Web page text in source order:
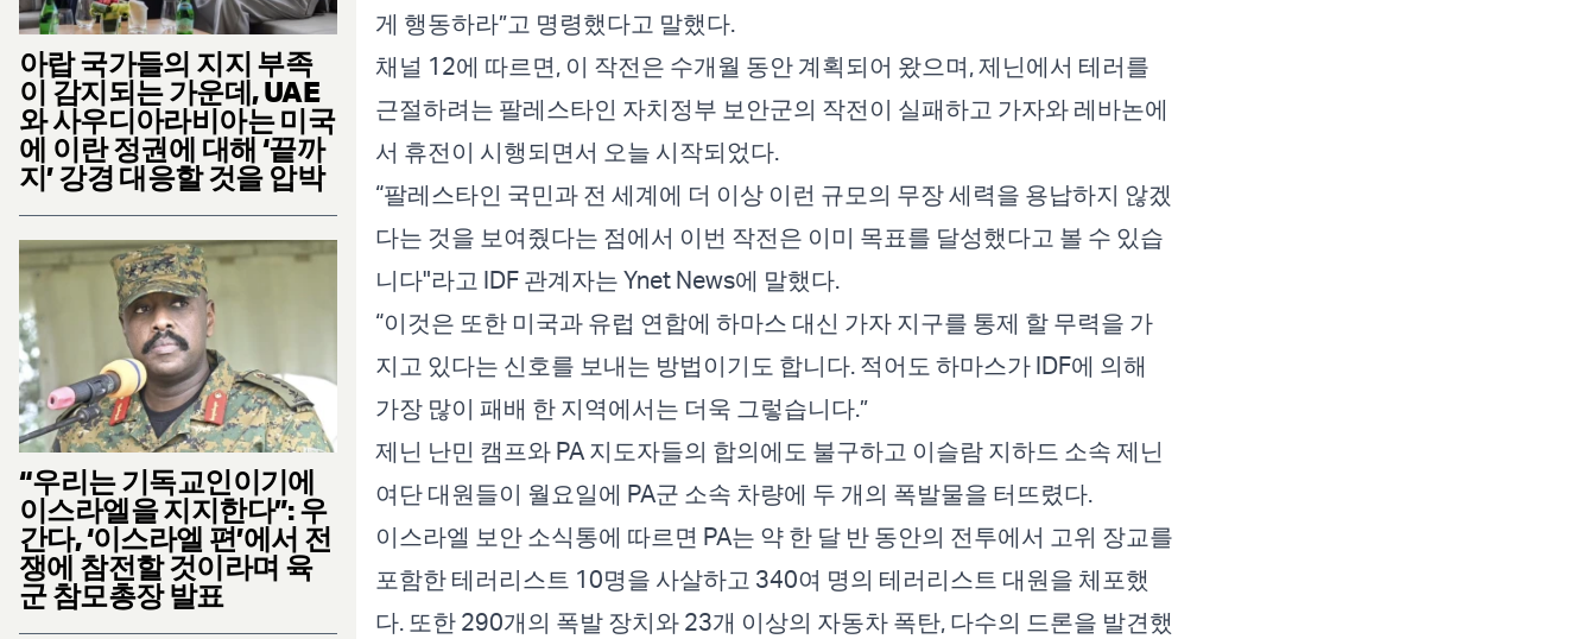
아랍 국가들의 지지 부족
이 감지되는 가운데, UAE
와 사우디아라비아는 미국
에 이란 정권에 대해 ‘끝까
지’ 강경 대응할 것을 압박
“우리는 기독교인이기에
이스라엘을 지지한다”: 우
간다, ‘이스라엘 편’에서 전
쟁에 참전할 것이라며 육
군 참모총장 발표
게 행동하라”고 명령했다고 말했다.
채널 12에 따르면, 이 작전은 수개월 동안 계획되어 왔으며, 제닌에서 테러를
근절하려는 팔레스타인 자치정부 보안군의 작전이 실패하고 가자와 레바논에
서 휴전이 시행되면서 오늘 시작되었다.
“팔레스타인 국민과 전 세계에 더 이상 이런 규모의 무장 세력을 용납하지 않겠
다는 것을 보여줬다는 점에서 이번 작전은 이미 목표를 달성했다고 볼 수 있습
니다"라고 IDF 관계자는 Ynet News에 말했다.
“이것은 또한 미국과 유럽 연합에 하마스 대신 가자 지구를 통제 할 무력을 가
지고 있다는 신호를 보내는 방법이기도 합니다. 적어도 하마스가 IDF에 의해
가장 많이 패배 한 지역에서는 더욱 그렇습니다.”
제닌 난민 캠프와 PA 지도자들의 합의에도 불구하고 이슬람 지하드 소속 제닌
여단 대원들이 월요일에 PA군 소속 차량에 두 개의 폭발물을 터뜨렸다.
이스라엘 보안 소식통에 따르면 PA는 약 한 달 반 동안의 전투에서 고위 장교를
포함한 테러리스트 10명을 사살하고 340여 명의 테러리스트 대원을 체포했
다. 또한 290개의 폭발 장치와 23개 이상의 자동차 폭탄, 다수의 드론을 발견했